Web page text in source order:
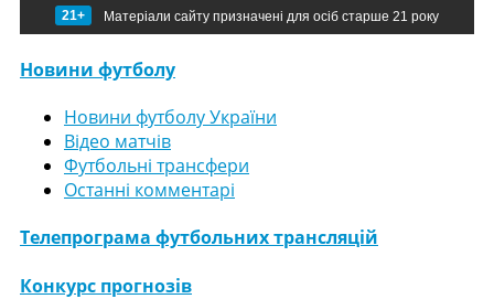
21+ Матеріали сайту призначені для осіб старше 21 року
Новини футболу
Новини футболу України
Відео матчів
Футбольні трансфери
Останні комментарі
Телепрограма футбольних трансляцій
Конкурс прогнозів